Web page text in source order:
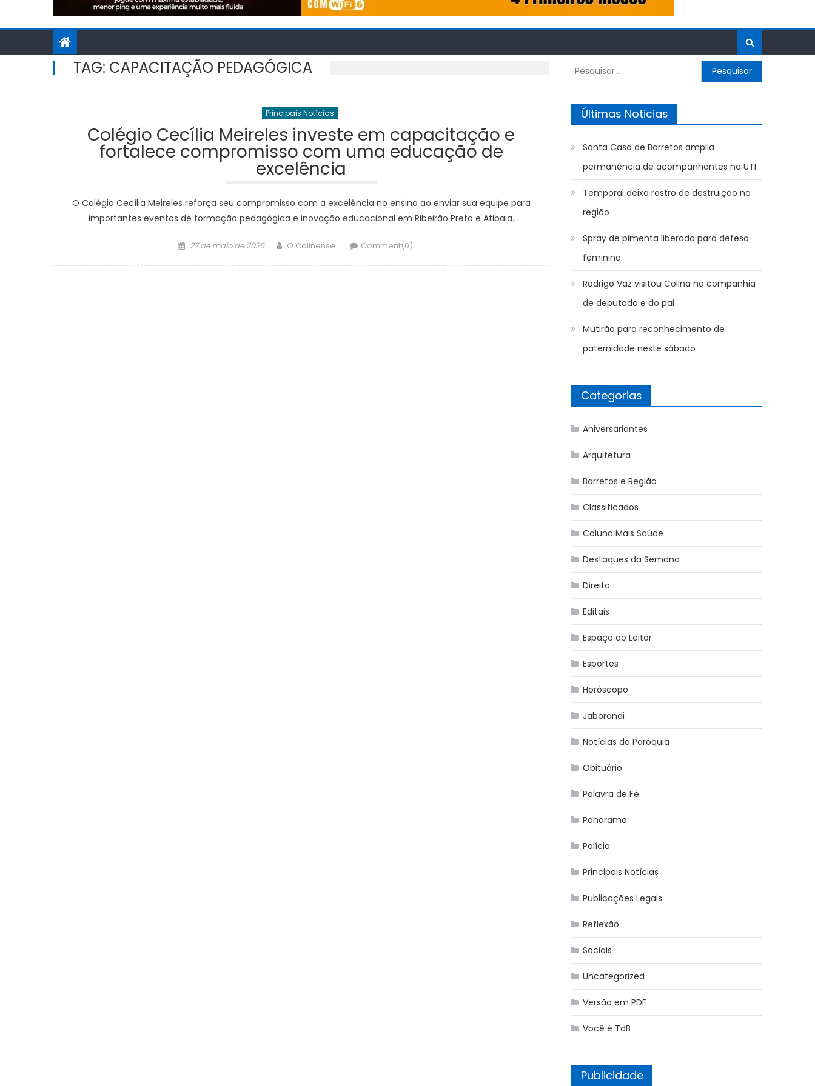
TAG: CAPACITAÇÃO PEDAGÓGICA
Principais Notícias
Colégio Cecília Meireles investe em capacitação e
fortalece compromisso com uma educação de
excelência
O Colégio Cecília Meireles reforça seu compromisso com a excelência no ensino ao enviar sua equipe para
importantes eventos de formação pedagógica e inovação educacional em Ribeirão Preto e Atibaia.
Posted
27 de maio de 2026 Author
O Colinense Comment(0)
Pesquisar
por:
Últimas Noticias
Santa Casa de Barretos amplia
permanência de acompanhantes na UTI
Temporal deixa rastro de destruição na
região
Spray de pimenta liberado para defesa
feminina
Rodrigo Vaz visitou Colina na companhia
de deputada e do pai
Mutirão para reconhecimento de
paternidade neste sábado
Categorias
Aniversariantes
Arquitetura
Barretos e Região
Classificados
Coluna Mais Saúde
Destaques da Semana
Direito
Editais
Espaço do Leitor
Esportes
Horóscopo
Jaborandi
Notícias da Paróquia
Obituário
Palavra de Fé
Panorama
Polícia
Principais Notícias
Publicações Legais
Reflexão
Sociais
Uncategorized
Versão em PDF
Você é TdB
Publicidade